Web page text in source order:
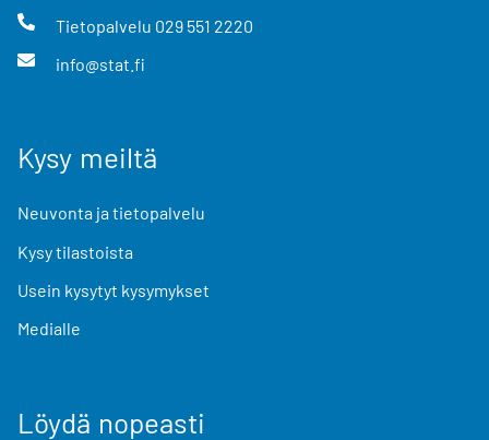
Tietopalvelu 029 551 2220
info@stat.fi
Kysy meiltä
Neuvonta ja tietopalvelu
Kysy tilastoista
Usein kysytyt kysymykset
Medialle
Löydä nopeasti